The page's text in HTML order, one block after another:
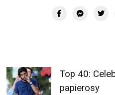
Top 40:
papierosy